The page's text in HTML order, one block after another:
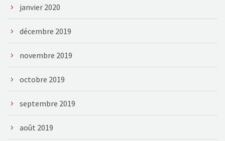
janvier 2020
décembre 2019
novembre 2019
octobre 2019
septembre 2019
août 2019